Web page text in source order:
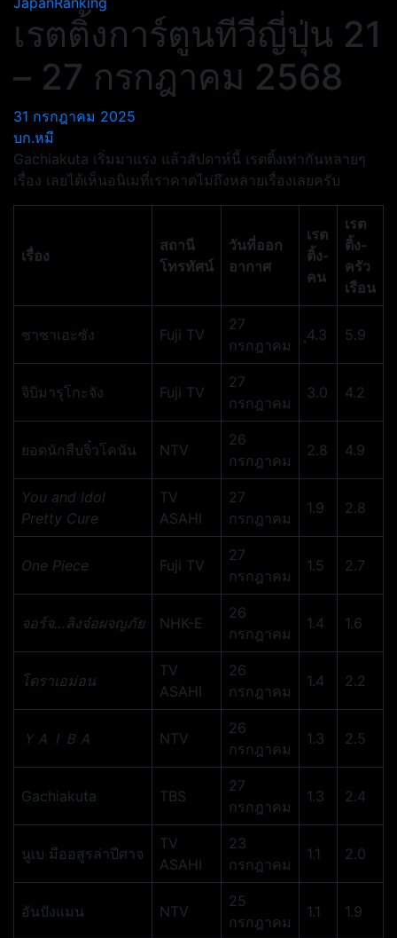
เรตติ้งการ์ตูนทีวีญี่ปุ่น 21
– 27 กรกฎาคม 2568
31 กรกฎาคม 2025
บก.หมี
Gachiakuta เริ่มมาแรง แล้วสัปดาห์นี้ เรตติ้งเท่ากันหลายๆ
เรื่อง เลยได้เห็นอนิเมที่เราคาดไม่ถึงหลายเรื่องเลยครับ
เรื่อง
สถานี
โทรทัศน์
วันที่ออก
อากาศ
เรต
ติ้ง-
คน
เรต
ติ้ง-
ครัว
เรือน
ซาซาเอะซัง Fuji TV
27
กรกฎาคม
ุ4.3 5.9
จิบิมารุโกะจัง Fuji TV
27
กรกฎาคม
3.0 4.2
ยอดนักสืบจิ๋วโคนัน NTV
26
กรกฎาคม
2.8 4.9
You and Idol
Pretty Cure
TV
ASAHI
27
กรกฎาคม
1.9 2.8
One Piece Fuji TV
27
กรกฎาคม
1.5 2.7
จอร์จ…ลิงจ๋อผจญภัย NHK-E
26
กรกฎาคม
1.4 1.6
โดราเอม่อน
TV
ASAHI
26
กรกฎาคม
1.4 2.2
ＹＡＩＢＡ NTV
26
กรกฎาคม
1.3 2.5
Gachiakuta TBS
27
กรกฎาคม
1.3 2.4
นูเบ มืออสูรล่าปีศาจ
TV
ASAHI
23
กรกฎาคม
1.1 2.0
อันปังแมน NTV
25
กรกฎาคม
1.1 1.9